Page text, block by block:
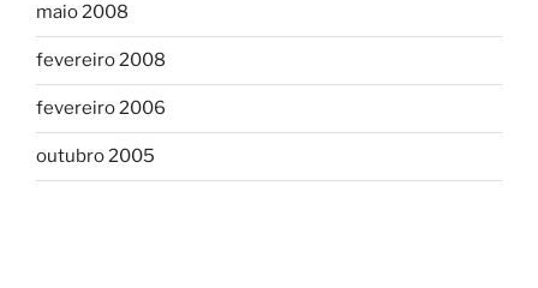
maio 2008
fevereiro 2008
fevereiro 2006
outubro 2005